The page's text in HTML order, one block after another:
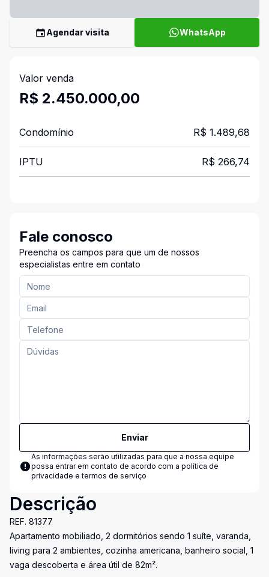
Agendar visita WhatsApp
Valor venda
R$ 2.450.000,00
Condomínio R$ 1.489,68
IPTU R$ 266,74
Fale conosco
Preencha os campos para que um de nossos
especialistas entre em contato
Enviar
As informações serão utilizadas para que a nossa equipe
possa entrar em contato de acordo com a política de
privacidade e termos de serviço
Descrição
REF. 81377
Apartamento mobiliado, 2 dormitórios sendo 1 suíte, varanda,
living para 2 ambientes, cozinha americana, banheiro social, 1
vaga descoberta e área útil de 82m².